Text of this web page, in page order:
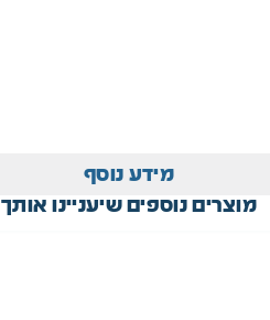
מידע נוסף
מוצרים נוספים שיעניינו אותך